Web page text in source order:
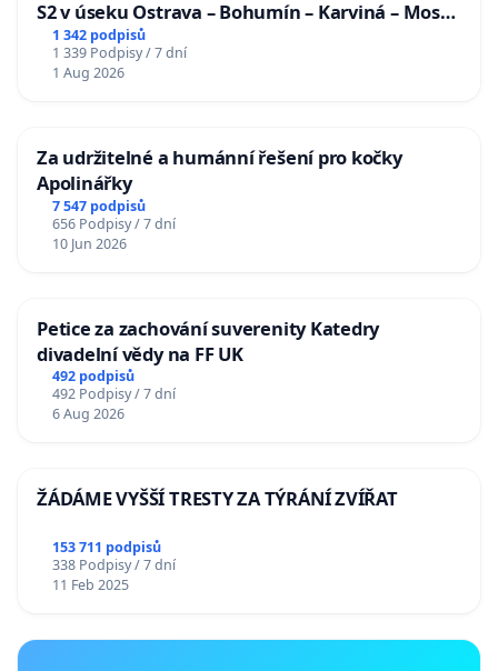
S2 v úseku Ostrava – Bohumín – Karviná – Mosty
u Jablunkova
1 342 podpisů
1 339 Podpisy / 7 dní
1 Aug 2026
Za udržitelné a humánní řešení pro kočky
Apolinářky
7 547 podpisů
656 Podpisy / 7 dní
10 Jun 2026
Petice za zachování suverenity Katedry
divadelní vědy na FF UK
492 podpisů
492 Podpisy / 7 dní
6 Aug 2026
ŽÁDÁME VYŠŠÍ TRESTY ZA TÝRÁNÍ ZVÍŘAT
153 711 podpisů
338 Podpisy / 7 dní
11 Feb 2025